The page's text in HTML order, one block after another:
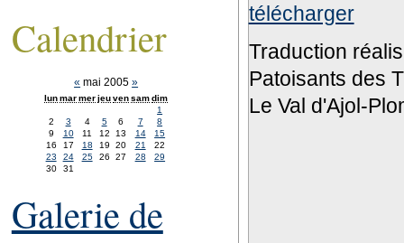
télécharger
Traduction
Patoisants des
Le Val d'Ajol-
Calendrier
« mai 2005»
lunmarmerjeuvensamdim
1
2
3 4 5 6 7
8
9
10 11 12 13 14
15
16
17 18 19 20 21
22
23
24 25 26 27 28
29
30
31
Galerie de